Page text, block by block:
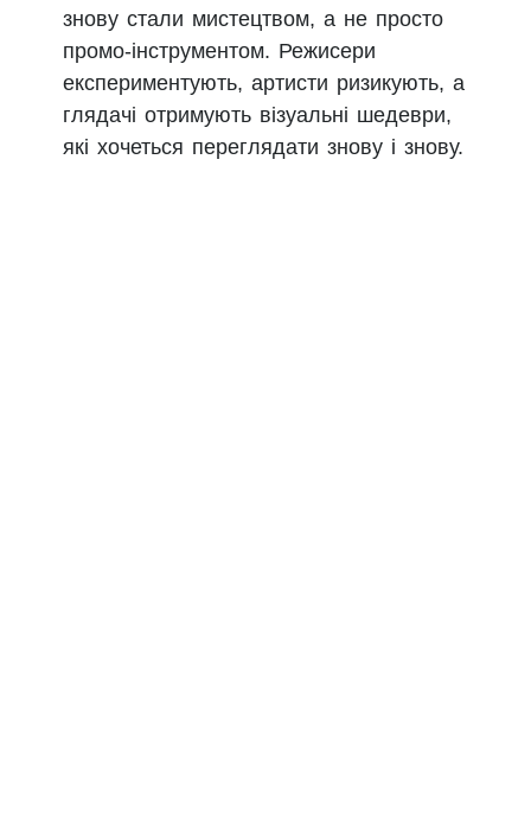
знову стали мистецтвом, а не просто
промо-інструментом. Режисери
експериментують, артисти ризикують, а
глядачі отримують візуальні шедеври,
які хочеться переглядати знову і знову.